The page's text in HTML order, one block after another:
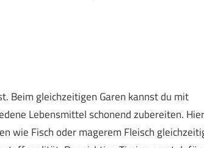
Beim gleichzeitigen Garen kannst du mit
Lebensmittel schonend zubereiten. Hier
wie Fisch oder magerem Fleisch